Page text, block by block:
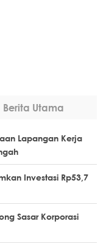
Berita Utama
Lapangan Kerja
Investasi Rp53,7
Sasar Korporasi